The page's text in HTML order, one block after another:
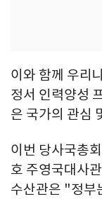
이와 함께 우리
정서 인력양성
은 국가의 관심
이번 당사국총
호 주영국대사
수산관은 "정부